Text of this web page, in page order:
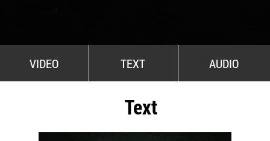
VIDEO TEXT AUDIO
Text